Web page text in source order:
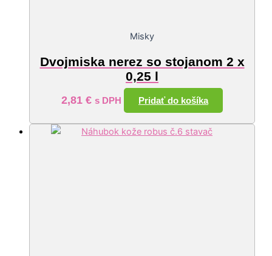
Misky
Dvojmiska nerez so stojanom 2 x
0,25 l
2,81 € s DPH Pridať do košíka